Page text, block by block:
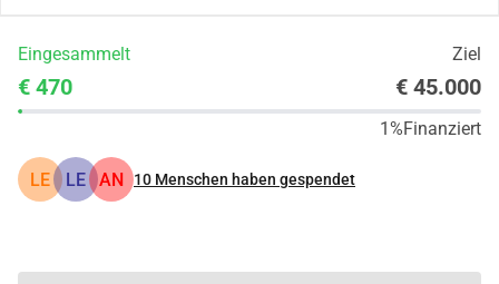
Eingesammelt Ziel
€ 470 € 45.000
1%Finanziert
LE LE AN 10 Menschen haben gespendet